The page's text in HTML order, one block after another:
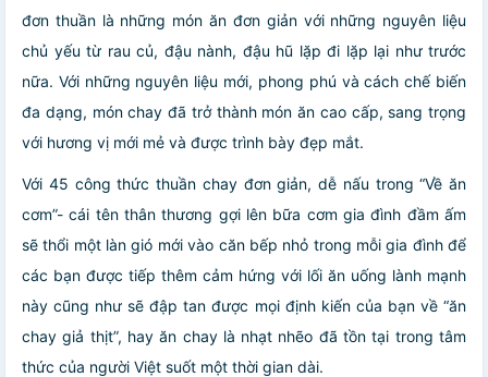
đơn thuần là những món ăn đơn giản với những nguyên liệu
chủ yếu từ rau củ, đậu nành, đậu hũ lặp đi lặp lại như trước
nữa. Với những nguyên liệu mới, phong phú và cách chế biến
đa dạng, món chay đã trở thành món ăn cao cấp, sang trọng
với hương vị mới mẻ và được trình bày đẹp mắt.
Với 45 công thức thuần chay đơn giản, dễ nấu trong “Về ăn
cơm”- cái tên thân thương gợi lên bữa cơm gia đình đầm ấm
sẽ thổi một làn gió mới vào căn bếp nhỏ trong mỗi gia đình để
các bạn được tiếp thêm cảm hứng với lối ăn uống lành mạnh
này cũng như sẽ đập tan được mọi định kiến của bạn về “ăn
chay giả thịt”, hay ăn chay là nhạt nhẽo đã tồn tại trong tâm
thức của người Việt suốt một thời gian dài.